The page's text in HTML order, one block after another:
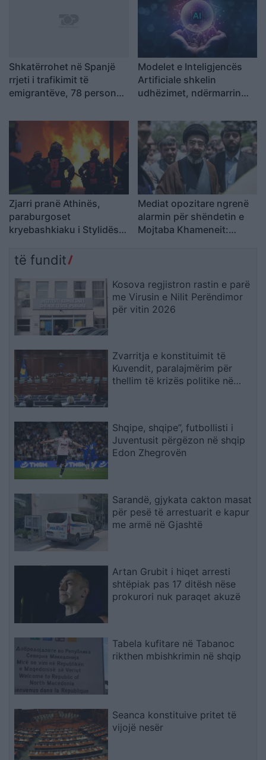
Shkatërrohet në Spanjë
rrjeti i trafikimit të
emigrantëve, 78 persona
sekuestruara
Modelet e Inteligjencës
Artificiale shkelin
udhëzimet, ndërmarrin
manipulojnë njerëzit
Zjarri pranë Athinës,
paraburgoset
kryebashkiaku i Stylidës
Mediat opozitare ngrenë
alarmin për shëndetin e
Mojtaba Khameneit:
të fundit
Kosova regjistron rastin e parë
me Virusin e Nilit Perëndimor
për vitin 2026
Zvarritja e konstituimit të
Kuvendit, paralajmërim për
thellim të krizës politike në
Shqipe, shqipe”, futbollisti i
Juventusit përgëzon në shqip
Edon Zhegrovën
Sarandë, gjykata cakton masat
për pesë të arrestuarit e kapur
me armë në Gjashtë
Artan Grubit i hiqet arresti
shtëpiak pas 17 ditësh nëse
prokurori nuk paraqet akuzë
Tabela kufitare në Tabanoc
rikthen mbishkrimin në shqip
Seanca konstituive pritet të
vijojë nesër